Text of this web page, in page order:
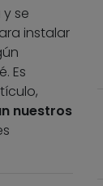
se
instalar
Es
nuestros